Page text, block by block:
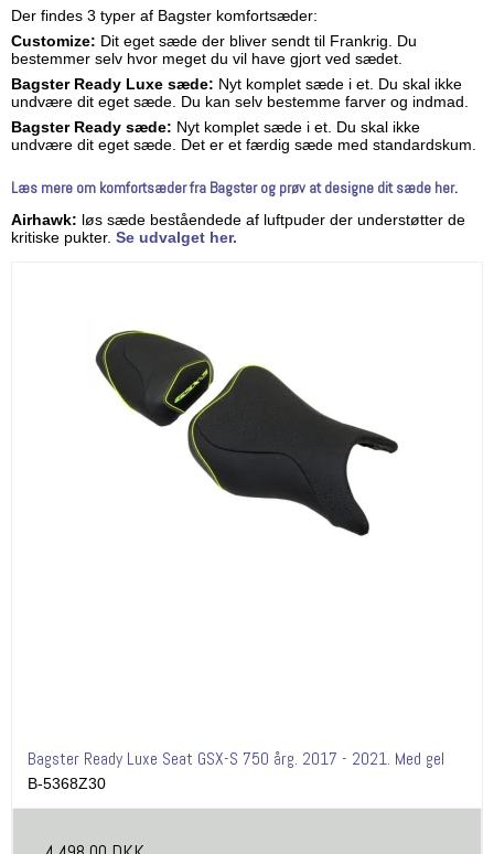
Der findes 3 typer af Bagster komfortsæder:
Customize: Dit eget sæde der bliver sendt til Frankrig. Du
bestemmer selv hvor meget du vil have gjort ved sædet.
Bagster Ready Luxe sæde: Nyt komplet sæde i et. Du skal ikke
undvære dit eget sæde. Du kan selv bestemme farver og indmad.
Bagster Ready sæde: Nyt komplet sæde i et. Du skal ikke
undvære dit eget sæde. Det er et færdig sæde med standardskum.
Læs mere om komfortsæder fra Bagster og prøv at designe dit sæde her.
Airhawk: løs sæde beståendede af luftpuder der understøtter de
kritiske pukter. Se udvalget her.
Bagster Ready Luxe Seat GSX-S 750 årg. 2017 - 2021. Med gel
B-5368Z30